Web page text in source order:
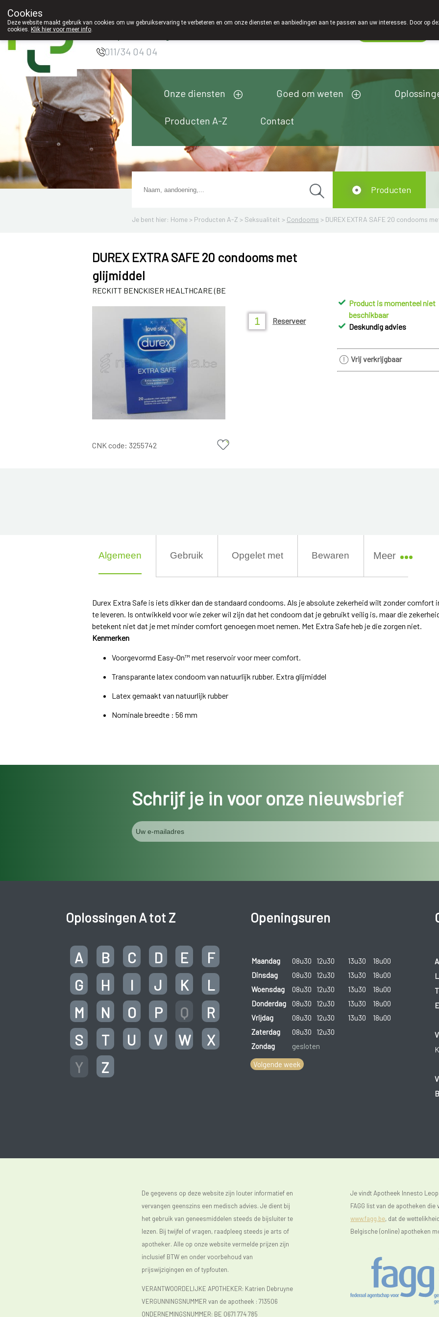
Apotheek Innesto
011/34 04 04
Onze diensten Goed om weten
Producten A-Z Contact
Je bent hier: Home > Producten A-Z > Seksualiteit > Condooms > DUREX EXTRA SAFE 20 condooms
Producten
DUREX EXTRA SAFE 20 condooms met
glijmiddel
RECKITT BENCKISER HEALTHCARE (BE
Reserveer
CNK code:3255742
Product is momenteel niet
beschikbaar
Deskundig advies
Vrij verkrijgbaar
Algemeen Gebruik Opgelet met Bewaren Meer
Durex Extra Safe is iets dikker dan de standaard condooms. Als je absolute zekerheid wilt zonder comfort
te leveren. Is ontwikkeld voor wie zeker wil zijn dat het condoom dat je gebruikt veilig is, maar die
betekent niet dat je met minder comfort genoegen moet nemen. Met Extra Safe heb je die zorgen niet.
Kenmerken
Voorgevormd Easy-On™ met reservoir voor meer comfort.
Transparante latex condoom van natuurlijk rubber. Extra glijmiddel
Latex gemaakt van natuurlijk rubber
Nominale breedte : 56 mm
Schrijf je in voor onze nieuwsbrief
Oplossingen A tot Z
A B C D E
F
G
H I J K
L
M
N O P Q
R
S
T U V W
X
Y
Z
Openingsuren
Maandag 08u30 12u30 13u30
18u00
Dinsdag
08u30 12u30 13u30
18u00
Woensdag
08u30 12u30 13u30
18u00
Donderdag
08u30 12u30 13u30
18u00
Vrijdag
08u30 12u30 13u30
18u00
Zaterdag
08u30
12u30
Zondag
gesloten
Volgende week
De gegevens op deze website zijn louter informatief en
vervangen geenszins een medisch advies. Je dient bij
het gebruik van geneesmiddelen steeds de bijsluiter te
lezen. Bij twijfel of vragen, raadpleeg steeds je arts of
apotheker. Alle op onze website vermelde prijzen zijn
inclusief BTW en onder voorbehoud van
prijswijzigingen en of typfouten.
VERANTWOORDELIJKE APOTHEKER: Katrien Debruyne
VERGUNNINGSNUMMER van de apotheek : 713506
ONDERNEMINGSNUMMER: BE 0671 774 785
Je vindt Apotheek Innesto
FAGG list van de apotheken die
www.fagg.be, dat de
Belgische (online) apotheken
Cookies
Deze website maakt gebruik van cookies om uw gebruikservaring te verbeteren en om onze diensten en aanbiedingen aan te passen aan uw interesses. Door op
cookies. Klik hier voor meer info.